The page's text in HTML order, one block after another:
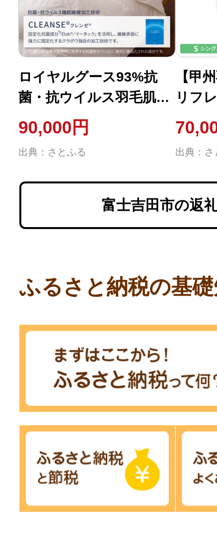
ロイヤルグース93%抗
菌・抗ウイルス羽毛肌掛
けふとん(シングル)超長
綿 日本製【甲州羽毛ふ
とん】
90,000円
出典：さとふる
【甲
リフ
エク
ルサ
します
出典：さ
富士吉田市の返
ふるさと納税の基